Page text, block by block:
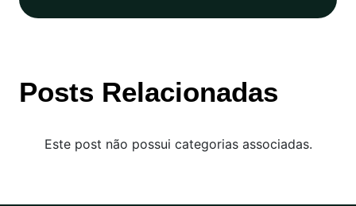
Posts Relacionadas
Este post não possui categorias associadas.